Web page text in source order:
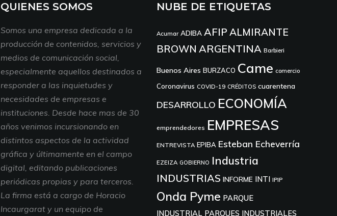
QUIENES SOMOS
Somos una empresa dedicada a la
producción de contenidos, servicios y
medios de comunicación social,
especialmente aquellos destinados a
responder a las inquietudes y
necesidades de empresas e
instituciones. Desde hace mas de 30
años venimos incursionando en
distintos aspectos de la actividad
gráfica y últimamente en el campo
digital, editando publicaciones
periódicas propias y para terceros.
La firma está a cargo de Horacio
Incaurgarat y un equipo de
NUBE DE ETIQUETAS
Acumar ADIBA AFIP ALMIRANTE
BROWN ARGENTINA Barbieri
Buenos Aires BURZACO Came comercio
Coronavirus COVID-19 CRÉDITOS cuarentena
DESARROLLO ECONOMÍA
emprendedores EMPRESAS
ENTREVISTA EPIBA Esteban Echeverría
EZEIZA GOBIERNO Industria
INDUSTRIAS INFORME INTI IPIP
Onda Pyme PARQUE
INDUSTRIAL PARQUES INDUSTRIALES